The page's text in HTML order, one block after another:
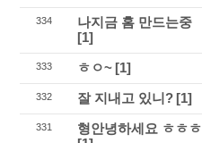
334
나지금 홈 만드는중
[1]
333 ㅎㅇ~ [1]
332 잘 지내고 있니? [1]
331
형안녕하세요 ㅎㅎㅎ